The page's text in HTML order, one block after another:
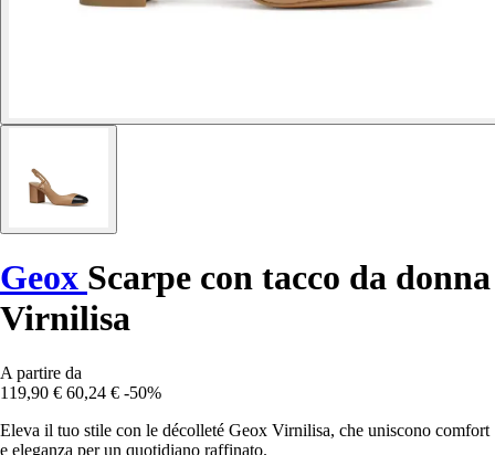
Geox Scarpe con tacco da donna
Virnilisa
A partire da
119,90 € 60,24 € -50%
Eleva il tuo stile con le décolleté Geox Virnilisa, che uniscono comfort
e eleganza per un quotidiano raffinato.